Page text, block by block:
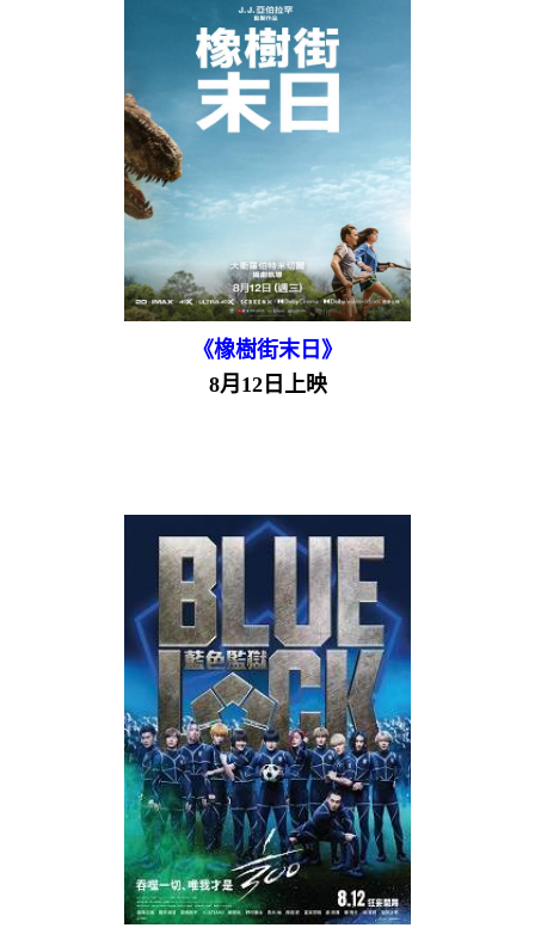
《橡樹街末日》
8月12日上映